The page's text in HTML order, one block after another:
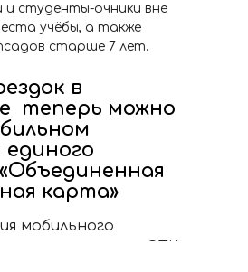
и студенты-очники вне
учёбы, а также
старше 7 лет.
в
теперь можно
карта»
мобильного